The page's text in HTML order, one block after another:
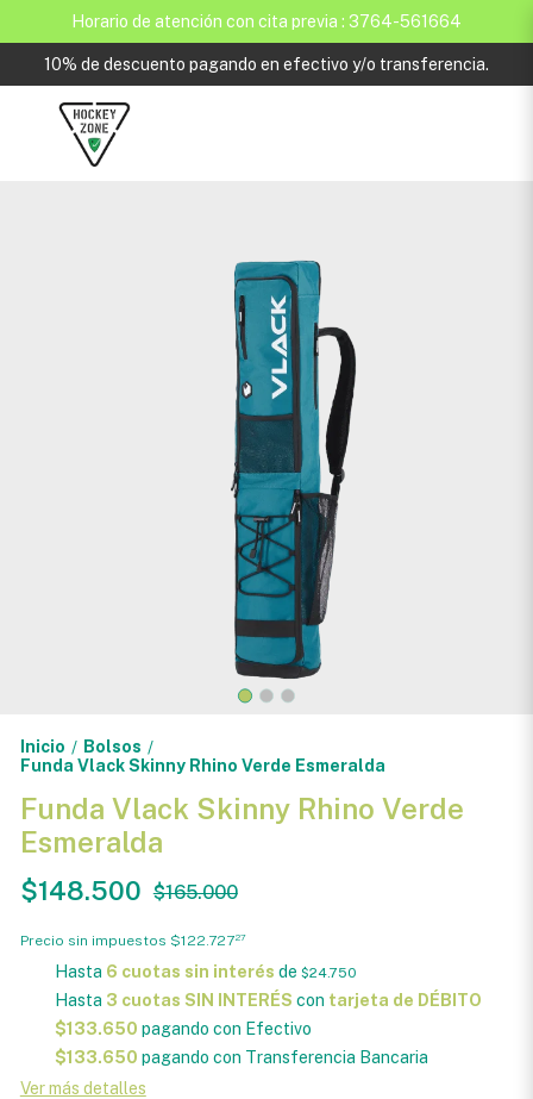
Horario de atención con cita previa : 3764-561664
10% de descuento pagando en efectivo y/o transferencia.
Inicio / Bolsos /
Funda Vlack Skinny Rhino Verde Esmeralda
Funda Vlack Skinny Rhino Verde
Esmeralda
$148.500 $165.000
Precio sin impuestos $122.72727
Hasta 6 cuotas sin interés de $24.750
Hasta 3 cuotas SIN INTERÉS con tarjeta de DÉBITO
$133.650 pagando con Efectivo
$133.650 pagando con Transferencia Bancaria
Ver más detalles